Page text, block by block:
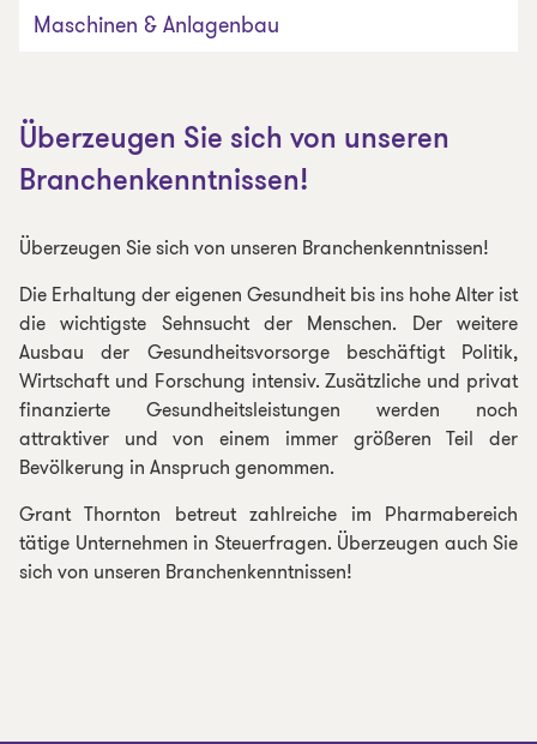
Maschinen & Anlagenbau
Überzeugen Sie sich von unseren
Branchenkenntnissen!
Überzeugen Sie sich von unseren Branchenkenntnissen!
Die Erhaltung der eigenen Gesundheit bis ins hohe Alter ist
die wichtigste Sehnsucht der Menschen. Der weitere
Ausbau der Gesundheitsvorsorge beschäftigt Politik,
Wirtschaft und Forschung intensiv. Zusätzliche und privat
finanzierte Gesundheitsleistungen werden noch
attraktiver und von einem immer größeren Teil der
Bevölkerung in Anspruch genommen.
Grant Thornton betreut zahlreiche im Pharmabereich
tätige Unternehmen in Steuerfragen. Überzeugen auch Sie
sich von unseren Branchenkenntnissen!